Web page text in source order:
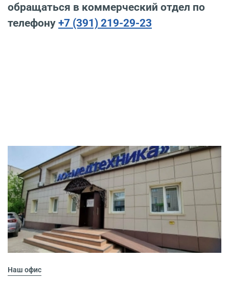
обращаться в коммерческий отдел по
телефону +7 (391) 219-29-23
Наш офис